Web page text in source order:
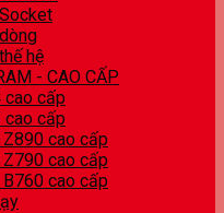
hệ
- CAO CẤP
cao cấp
cao cấp
cao cấp
cao cấp
cao cấp